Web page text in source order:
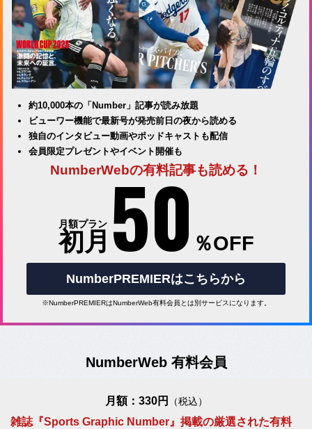
約10,000本の「Number」記事が読み放題
ビューワー機能で最新号が発売前日の夜から読める
独自のインタビュー動画やポッドキャストも配信
会員限定プレゼントやイベント開催も
NumberWebの有料記事も読める！
月額プラン
初月 50 ％OFF
NumberPREMIERはこちらから
※NumberPREMIERはNumberWeb有料会員とは別サービスになります。
NumberWeb 有料会員
月額：330円 （税込）
雑誌『Sports Graphic Number』掲載の厳選された有料